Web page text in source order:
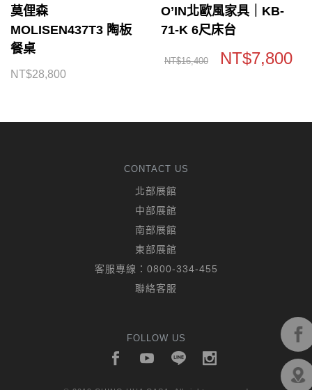
莫俚森
MOLISEN437T3 陶板
餐桌
NT$28,800
O’IN北歐風家具｜KB-
71-K 6尺床台
NT$16,400 NT$7,800
CONTACT US
北部展館
中部展館
南部展館
東部展館
客服專線： 0800-334-455
聯絡客服
FOLLOW US